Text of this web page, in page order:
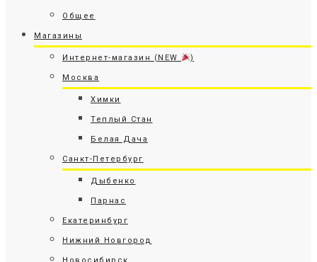
Общее
Магазины
Интернет-магазин (NEW )
Москва
Химки
Теплый Стан
Белая Дача
Санкт-Петербург
Дыбенко
Парнас
Екатеринбург
Нижний Новгород